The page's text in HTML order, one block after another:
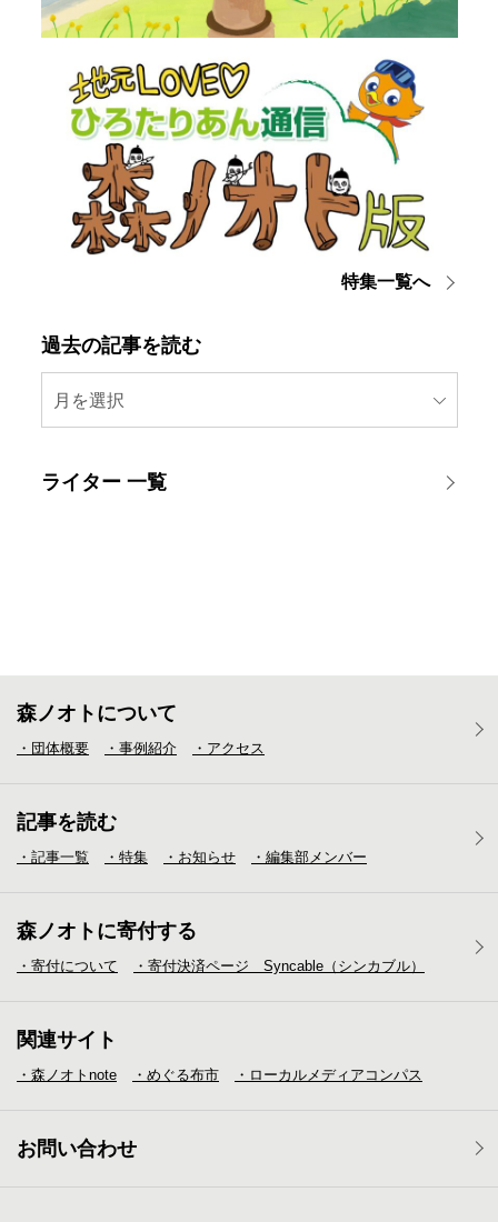
特集一覧へ
過去の記事を読む
月を選択
ライター 一覧
森ノオトについて
・団体概要 ・事例紹介 ・アクセス
記事を読む
・記事一覧 ・特集 ・お知らせ ・編集部メンバー
森ノオトに寄付する
・寄付について ・寄付決済ページ Syncable（シンカブル）
関連サイト
・森ノオトnote ・めぐる布市 ・ローカルメディア コンパス
お問い合わせ